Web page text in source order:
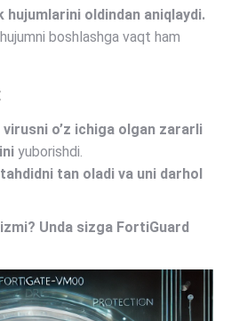
hujumlarini oldindan aniqlaydi.
boshlashga vaqt ham
virusni o’z ichiga olgan zararli
yuborishdi.
tahdidni tan oladi va uni darhol
Unda sizga FortiGuard